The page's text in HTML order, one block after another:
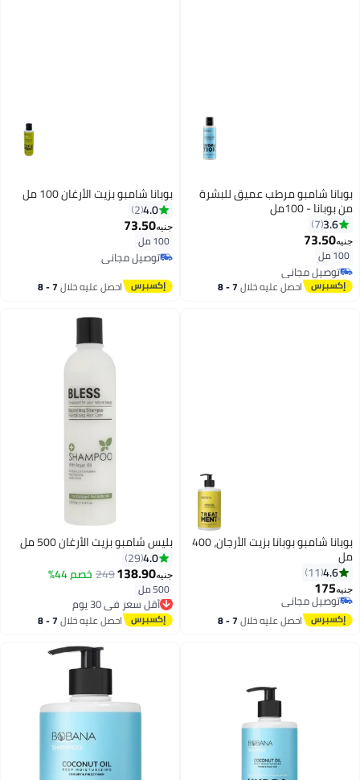
بوبانا شامبو مرطب عميق للبشرة
من بوبانا - 100مل
3.6
7
جنيه73.50
100 مل
توصيل مجاني
توصيل مجانياحصل عليه خلال 7 - 8
بوبانا شامبو بزيت الأرغان 100 مل
4.0
2
جنيه73.50
100 مل
توصيل مجاني
توصيل مجاني
احصل عليه خلال 7 - 8
بوبانا شامبو بوبانا بزيت الأرجان، 400
مل
4.6
11
جنيه175
توصيل مجاني
توصيل مجانياحصل عليه خلال 7 - 8
بليس شامبو بزيت الأرغان 500 مل
4.0
29
جنيه138.90
249 خصم 44%
500 ملأقل سعر في 30 يوم
توصيل مجاني
أقل سعر في 30 يوماحصل عليه خلال 7 - 8